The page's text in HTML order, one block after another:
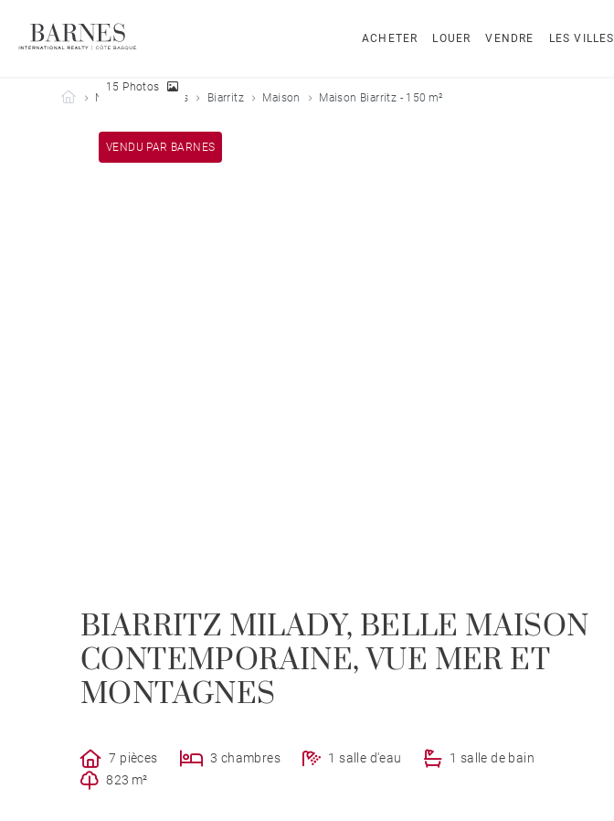
ACHETER LOUER VENDRE LES VILLES
Barnes Côte Basque
Nos biens vendus Biarritz Maison Maison Biarritz - 150 m²
VENDU PAR BARNES
15 Photos
BIARRITZ MILADY, BELLE MAISON
CONTEMPORAINE, VUE MER ET
MONTAGNES
7 pièces 3 chambres 1 salle d'eau
1 salle de bain
823 m²